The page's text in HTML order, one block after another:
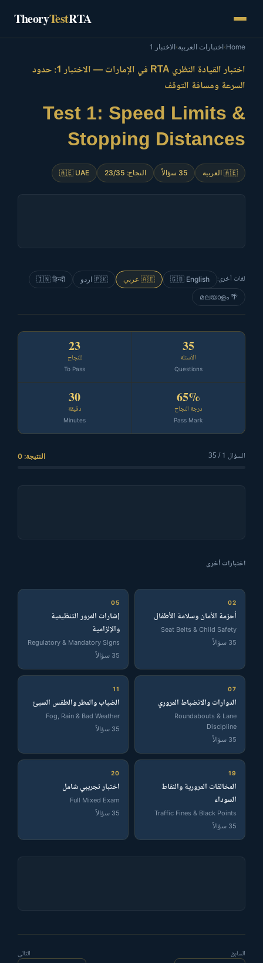
TheoryTestRTA
Home
›اختبارات العربية›الاختبار 1
اختبار القيادة النظري RTA في الإمارات — الاختبار 1: حدود
السرعة ومسافة التوقف
Test 1: Speed Limits &
Stopping Distances
🇦🇪 العربية 35 سؤالاً النجاح: 23/35 🇦🇪 UAE
لغات أخرى: 🇬🇧 English 🇦🇪 عربي 🇵🇰 اردو
🇮🇳 हिन्दी
🌴 മലയാളം
35
الأسئلة
Questions
23
للنجاح
To Pass
65%
درجة النجاح
Pass Mark
30
دقيقة
Minutes
السؤال 1 / 35 النتيجة: 0
اختبارات أخرى
02
أحزمة الأمان وسلامة الأطفال
Seat Belts & Child Safety
35 سؤالاً
05
إشارات المرور التنظيمية
والإلزامية
Regulatory & Mandatory Signs
35 سؤالاً
07
الدوارات والانضباط المروري
Roundabouts & Lane
Discipline
35 سؤالاً
11
الضباب والمطر والطقس السيئ
Fog, Rain & Bad Weather
35 سؤالاً
19
المخالفات المرورية والنقاط
السوداء
Traffic Fines & Black Points
35 سؤالاً
20
اختبار تجريبي شامل
Full Mixed Exam
35 سؤالاً
السابق التالي